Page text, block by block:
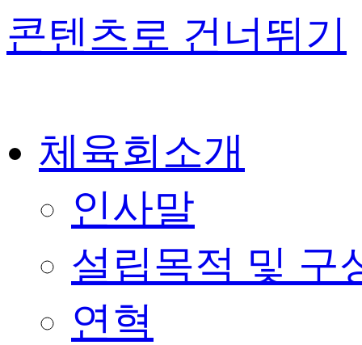
콘텐츠로 건너뛰기
체육회소개
인사말
설립목적 및 구
연혁